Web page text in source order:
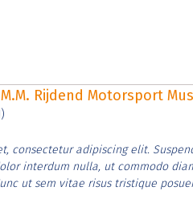
Rijdend Motorsport
consectetur adipiscing elit.
interdum nulla, ut commodo
ut sem vitae risus tristique